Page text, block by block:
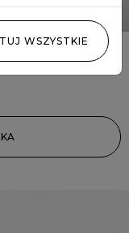
WSZYSTKIE